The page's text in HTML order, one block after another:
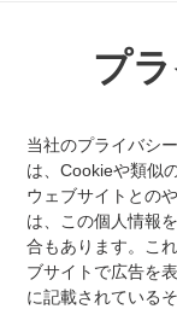
プ
当社のプライバシ
は、Cookieや類似
ウェブサイトとの
は、この個人情報
合もあります。こ
ブサイトで広告を
に記載されている